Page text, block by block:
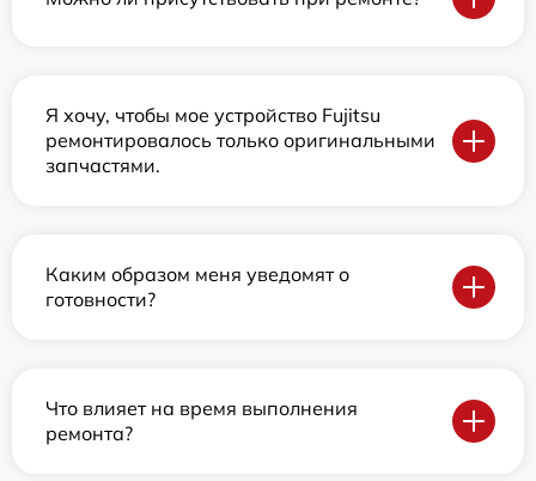
Я хочу, чтобы мое устройство Fujitsu
ремонтировалось только оригинальными
запчастями.
Каким образом меня уведомят о
готовности?
Что влияет на время выполнения
ремонта?